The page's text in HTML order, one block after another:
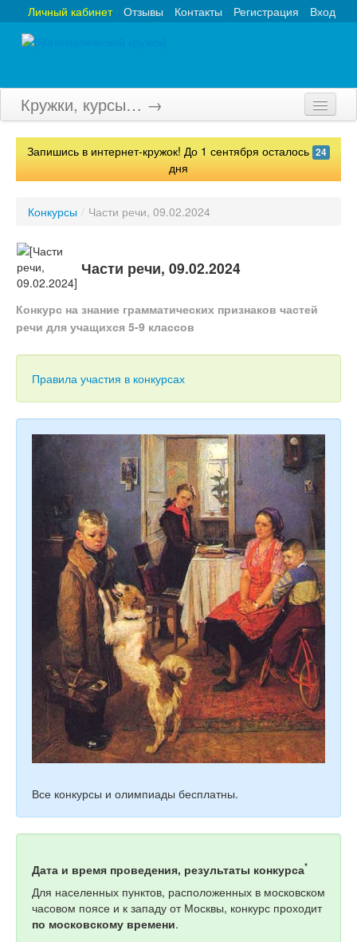
Вход
Регистрация
Контакты
Отзывы
Личный кабинет
Кружки, курсы… →
Главная
Турниры
Вебинары
Тесты
Игры
Учитель
Запишись в интернет-кружок! До 1 сентября осталось 24
дня
Конкурсы / Части речи, 09.02.2024
Части речи, 09.02.2024
Конкурс на знание грамматических признаков частей
речи для учащихся 5-9 классов
Правила участия в конкурсах
Все конкурсы и олимпиады бесплатны.
Дата и время проведения, результаты конкурса*
Для населенных пунктов, расположенных в московском
часовом поясе и к западу от Москвы, конкурс проходит
по московскому времени.